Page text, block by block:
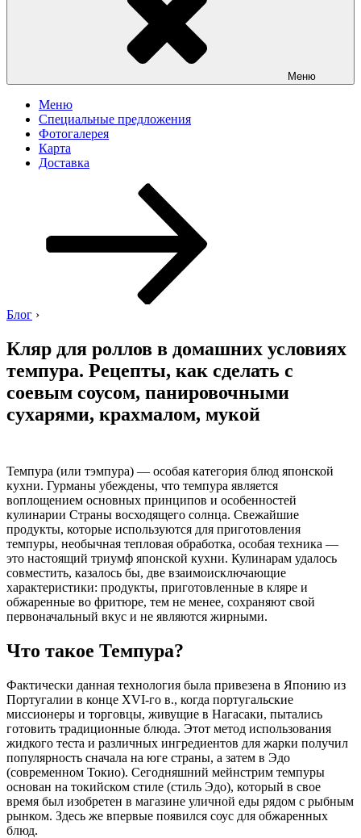
Меню
Меню
Специальные предложения
Фотогалерея
Карта
Доставка
Блог ›
Кляр для роллов в домашних условиях
темпура. Рецепты, как сделать с
соевым соусом, панировочными
сухарями, крахмалом, мукой
Темпура (или тэмпура) — особая категория блюд японской
кухни. Гурманы убеждены, что темпура является
воплощением основных принципов и особенностей
кулинарии Страны восходящего солнца. Свежайшие
продукты, которые используются для приготовления
темпуры, необычная тепловая обработка, особая техника —
это настоящий триумф японской кухни. Кулинарам удалось
совместить, казалось бы, две взаимоисключающие
характеристики: продукты, приготовленные в кляре и
обжаренные во фритюре, тем не менее, сохраняют свой
первоначальный вкус и не являются жирными.
Что такое Темпура?
Фактически данная технология была привезена в Японию из
Португалии в конце XVI-го в., когда португальские
миссионеры и торговцы, живущие в Нагасаки, пытались
готовить традиционные блюда. Этот метод использования
жидкого теста и различных ингредиентов для жарки получил
популярность сначала на юге страны, а затем в Эдо
(современном Токио). Сегодняшний мейнстрим темпуры
основан на токийском стиле (стиль Эдо), который в свое
время был изобретен в магазине уличной еды рядом с рыбным
рынком. Здесь же впервые появился соус для обжаренных
блюд.